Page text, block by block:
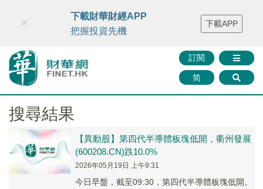
財華智庫網 FINTV FINMETA 財華證券 媒體矩陣
智庫沙龍
聯絡我們
訂閱
简
×
下載財華財經APP
把握投資先機
下載APP
搜尋結果
【異動股】第四代半導體板塊低開，衢州發展
(600208.CN)跌10.0%
2026年05月19日 上午9:31
今日早盤，截至09:30，第四代半導體板塊低開。